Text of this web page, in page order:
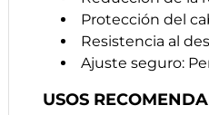
Protección del
Resistencia al
Ajuste seguro:
USOS